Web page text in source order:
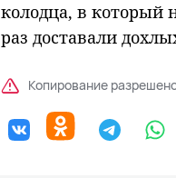
колодца, в который
раз доставали
Копирование